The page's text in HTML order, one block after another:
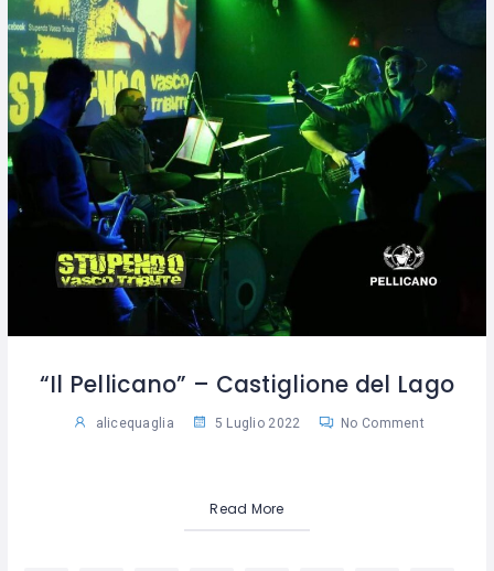
“Il Pellicano” – Castiglione del Lago
alicequaglia 5 Luglio 2022 No Comment
Read More